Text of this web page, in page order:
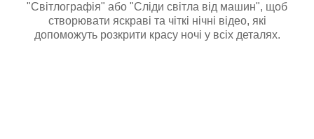
"Світлографія" або "Сліди світла від машин", щоб
створювати яскраві та чіткі нічні відео, які
допоможуть розкрити красу ночі у всіх деталях.